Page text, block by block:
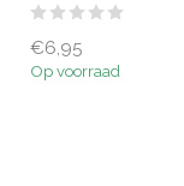
€6,95
Op voorraad